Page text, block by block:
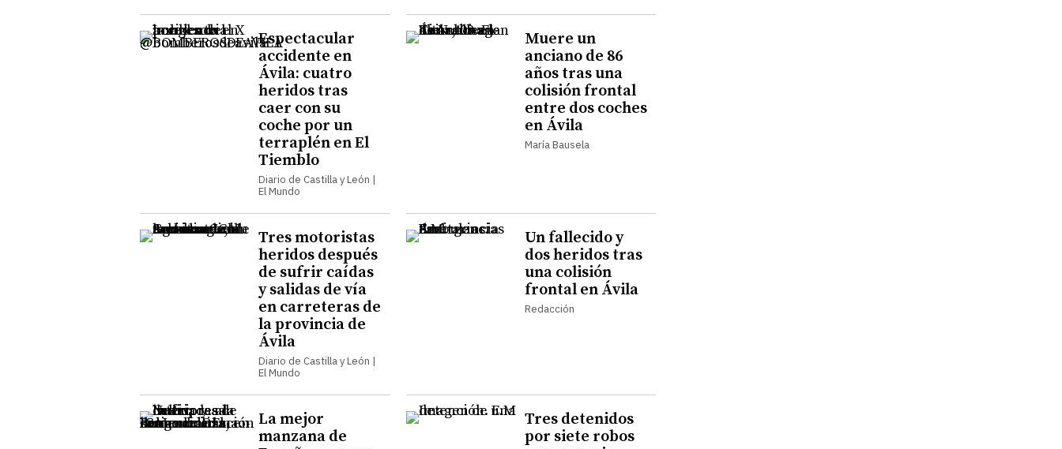
Espectacular
accidente en
Ávila: cuatro
heridos tras
caer con su
coche por un
terraplén en El
Tiemblo
Diario de Castilla y León |
El Mundo
Muere un
anciano de 86
años tras una
colisión frontal
entre dos coches
en Ávila
María Bausela
Tres motoristas
heridos después
de sufrir caídas
y salidas de vía
en carreteras de
la provincia de
Ávila
Diario de Castilla y León |
El Mundo
Un fallecido y
dos heridos tras
una colisión
frontal en Ávila
Redacción
La mejor
manzana de
Tres detenidos
por siete robos